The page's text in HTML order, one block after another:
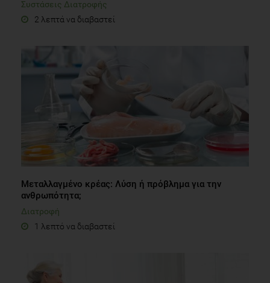
Συστάσεις Διατροφής
2 λεπτά να διαβαστεί
Μεταλλαγμένο κρέας: Λύση ή πρόβλημα για την
ανθρωπότητα;
Διατροφή
1 λεπτό να διαβαστεί